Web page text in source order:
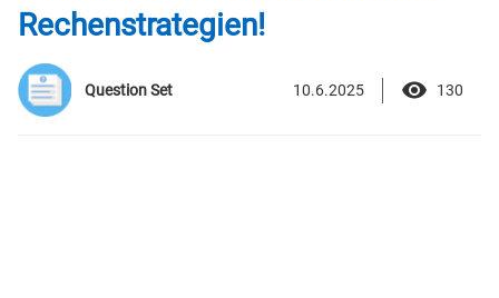
Rechenstrategien!
Question Set 10.6.2025 130